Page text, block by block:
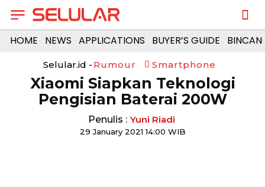
HOME NEWS APPLICATIONS BUYER’S GUIDE
Selular.id - Rumour Smartphone
Xiaomi Siapkan Teknologi
Pengisian Baterai 200W
Penulis : Yuni Riadi
29 January 2021 14:00 WIB